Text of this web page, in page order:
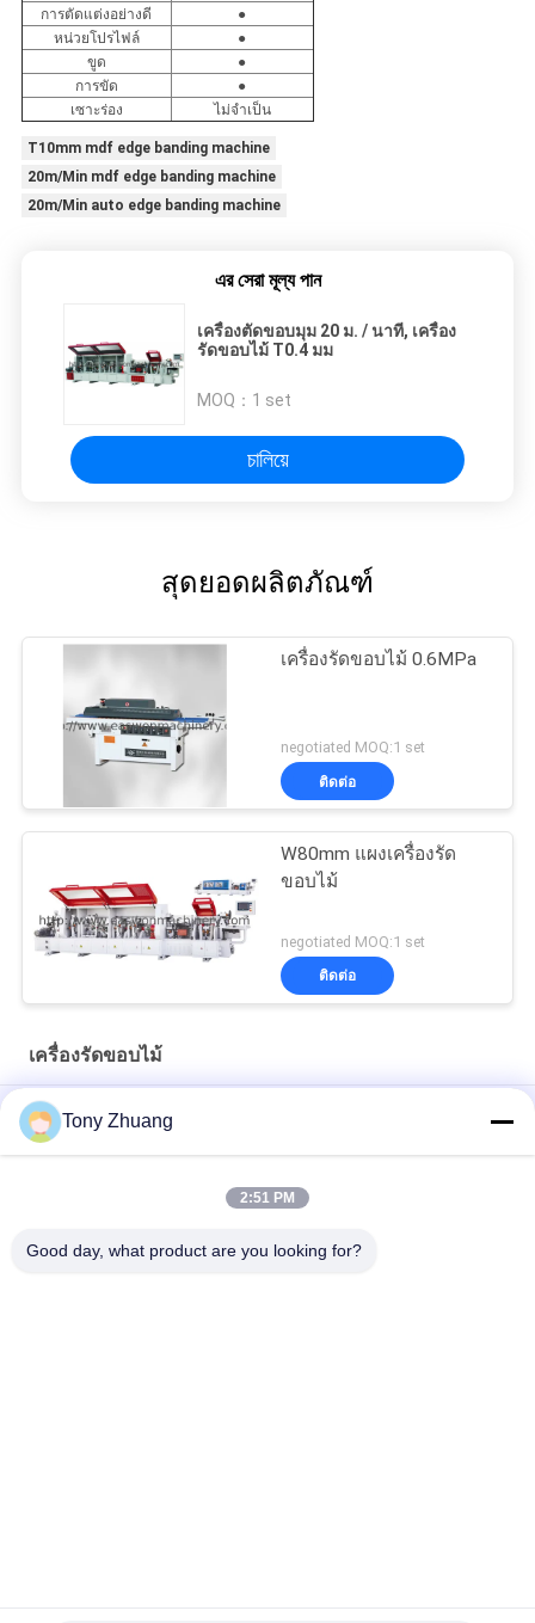
การตัดแต่งอย่างดี
●
หน่วยโปรไฟล์
●
ขูด
●
การขัด
●
เซาะร่อง
ไม่จำเป็น
T10mm mdf edge banding machine
20m/Min mdf edge banding machine
20m/Min auto edge banding machine
এর সেরা মূল্য পান
เครื่องตัดขอบมุม 20 ม. / นาที, เครื่อง
รัดขอบไม้ T0.4 มม
MOQ： 1 set
চালিয়ে
สุดยอดผลิตภัณฑ์
เครื่องรัดขอบไม้ 0.6MPa
negotiated MOQ:1 set
ติดต่อ
W80mm แผงเครื่องรัด
ขอบไม้
negotiated MOQ:1 set
ติดต่อ
เครื่องรัดขอบไม้
6.4m / นาที Edgebander อัตโนมัติ, เครื่องรัดขอบไม้ BJF115M
Tony Zhuang
2:51 PM
Good day, what product are you looking for?